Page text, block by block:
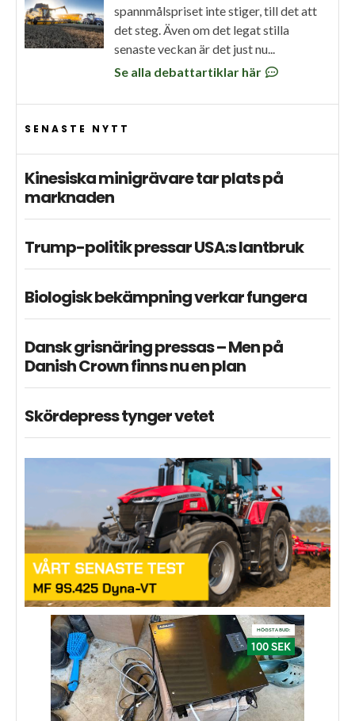
spannmålspriset inte stiger, till det att
det steg. Även om det legat stilla
senaste veckan är det just nu...
Se alla debattartiklar här
SENASTE NYTT
Kinesiska minigrävare tar plats på
marknaden
Trump-politik pressar USA:s lantbruk
Biologisk bekämpning verkar fungera
Dansk grisnäring pressas – Men på
Danish Crown finns nu en plan
Skördepress tynger vetet